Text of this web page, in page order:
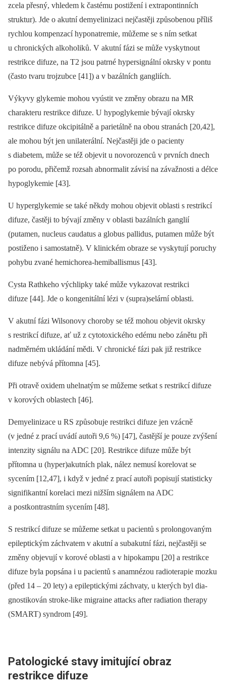
zcela přesný, vhledem k častému postižení i extrapontin­ních
struktur). Jde o akutní demyelinizaci nejčastěji způsobenou příliš
rychlou kompenzací hyponatremie, můžeme se s ním setkat
u chronických alkoholiků. V akutní fázi se může vyskytnout
restrikce difuze, na T2 jsou patrné hypersignální okrsky v pontu
(často tvaru trojzubce [41]) a v bazálních gangliích.
Výkyvy glykemie mohou vyústit ve změny obrazu na MR
charakteru restrikce difuze. U hypoglykemie bývají okrsky
restrikce difuze okcipitálně a parietálně na obou stranách [20,42],
ale mohou být jen unilaterální. Nejčastěji jde o pa­cienty
s diabetem, může se též objevit u novorozenců v prvních dnech
po porodu, přičemž rozsah abnormalit závisí na závažnosti a délce
hypoglykemie [43].
U hyperglykemie se také někdy mohou objevit oblasti s restrikcí
difuze, častěji to bývají změny v oblasti bazálních ganglií
(putamen, nucleus caudatus a globus pal­lidus, putamen může být
postiženo i samostatně). V klinickém obraze se vyskytují poruchy
pohybu zvané hemichorea-hemibal­lismus [43].
Cysta Rathkeho výchlipky také může vykazovat restrikci
difuze [44]. Jde o kongenitální lézi v (supra)selární oblasti.
V akutní fázi Wilsonovy choroby se též mohou objevit okrsky
s restrikcí difuze, ať už z cytotoxického edému nebo zánětu při
nadměrném ukládání mědi. V chronické fázi pak již restrikce
difuze nebývá přítomna [45].
Při otravě oxidem uhelnatým se můžeme setkat s restrikcí difuze
v korových oblastech [46].
Demyelinizace u RS způsobuje restrikci difuze jen vzácně
(v jedné z prací uvádí autoři 9,6 %) [47], častější je pouze zvýšení
intenzity signálu na ADC [20]. Restrikce difuze může být
přítomna u (hyper)akutních plak, nález nemusí korelovat se
sycením [12,47], i když v jedné z prací autoři popisují statisticky
signifikantní korelaci mezi nižším signálem na ADC
a postkontrastním sycením [48].
S restrikcí difuze se můžeme setkat u pa­cientů s prolongovaným
epileptickým záchvatem v akutní a subakutní fázi, nejčastěji se
změny objevují v korové oblasti a v hipokampu [20] a restrikce
difuze byla popsána i u pa­cientů s anamnézou radioterapie mozku
(před 14 –⁠ 20 lety) a epileptickými záchvaty, u kterých byl dia­
gnostikován stroke-like migraine attacks after radiation ther­apy
(SMART) syndrom [49].
Patologické stavy imitující obraz
restrikce difuze